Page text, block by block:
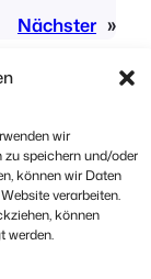
wir
speichern und/oder
können wir Daten
verarbeiten.
können
werden.
Nächster »
Rechte